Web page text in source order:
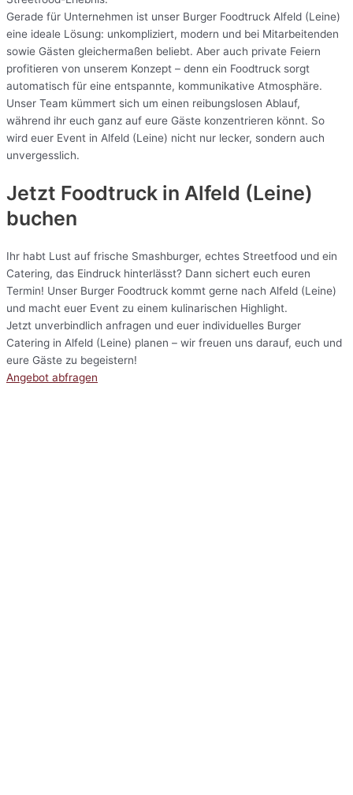
Gerade für Unternehmen ist unser Burger Foodtruck Alfeld (Leine)
eine ideale Lösung: unkompliziert, modern und bei Mitarbeitenden
sowie Gästen gleichermaßen beliebt. Aber auch private Feiern
profitieren von unserem Konzept – denn ein Foodtruck sorgt
automatisch für eine entspannte, kommunikative Atmosphäre.
Unser Team kümmert sich um einen reibungslosen Ablauf,
während ihr euch ganz auf eure Gäste konzentrieren könnt. So
wird euer Event in Alfeld (Leine) nicht nur lecker, sondern auch
unvergesslich.
Jetzt Foodtruck in Alfeld (Leine)
buchen
Ihr habt Lust auf frische Smashburger, echtes Streetfood und ein
Catering, das Eindruck hinterlässt? Dann sichert euch euren
Termin! Unser Burger Foodtruck kommt gerne nach Alfeld (Leine)
und macht euer Event zu einem kulinarischen Highlight.
Jetzt unverbindlich anfragen und euer individuelles Burger
Catering in Alfeld (Leine) planen – wir freuen uns darauf, euch und
eure Gäste zu begeistern!
Angebot abfragen